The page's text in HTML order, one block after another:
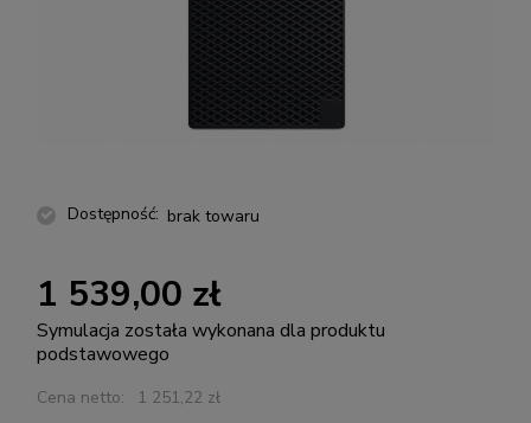
Dostępność: brak towaru
1 539,00 zł
Symulacja została wykonana dla produktu
podstawowego
Cena netto: 1 251,22 zł